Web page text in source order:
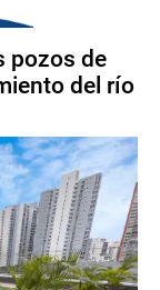
pozos de
del río